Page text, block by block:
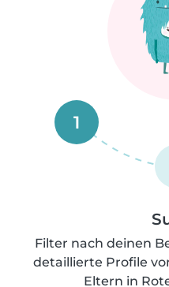
1
Filter nach deinen
detaillierte Profile
Eltern in